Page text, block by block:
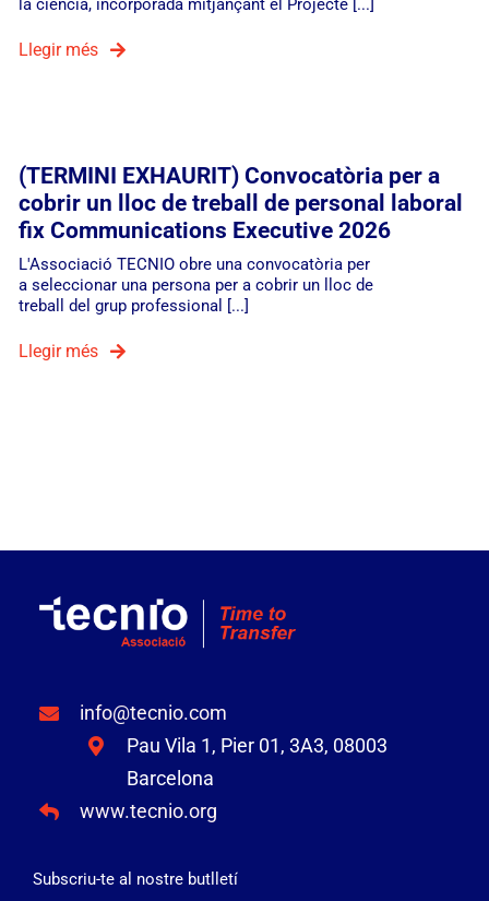
Llegir més
(TERMINI EXHAURIT) Convocatòria per a
cobrir un lloc de treball de personal laboral
fix Communications Executive 2026
L'Associació TECNIO obre una convocatòria per
a seleccionar una persona per a cobrir un lloc de
treball del grup professional [...]
Llegir més
info@tecnio.com
Pau Vila 1, Pier 01, 3A3, 08003
Barcelona
www.tecnio.org
Subscriu-te al nostre butlletí